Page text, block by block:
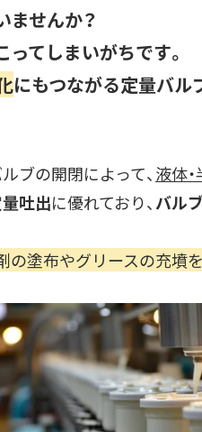
ませんか？
てしまいがちです。
にもつながる定量バル
ブの開閉によって、 液体
吐出に優れており、 バル
の塗布やグリースの充墳を